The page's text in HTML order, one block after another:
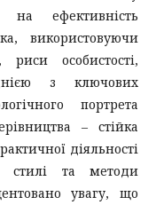
на ефективність
використовуючи
особистості,
з ключових
портрета
– стійка
діяльності
стилі та методи
увагу, що